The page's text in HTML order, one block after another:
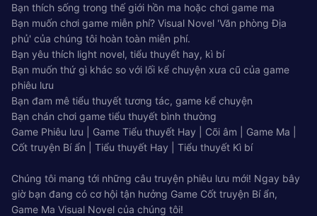
Bạn thích sống trong thế giới hồn ma hoặc chơi game ma
Bạn muốn chơi game miễn phí? Visual Novel 'Văn phòng Địa
phủ' của chúng tôi hoàn toàn miễn phí.
Bạn yêu thích light novel, tiểu thuyết hay, kì bí
Bạn muốn thứ gì khác so với lối kể chuyện xưa cũ của game
phiêu lưu
Bạn đam mê tiểu thuyết tương tác, game kể chuyện
Bạn chán chơi game tiểu thuyết bình thường
Game Phiêu lưu | Game Tiểu thuyết Hay | Cõi âm | Game Ma |
Cốt truyện Bí ẩn | Tiểu thuyết Hay | Tiểu thuyết Kì bí
Chúng tôi mang tới những câu truyện phiêu lưu mới! Ngay bây
giờ bạn đang có cơ hội tận hưởng Game Cốt truyện Bí ẩn,
Game Ma Visual Novel của chúng tôi!